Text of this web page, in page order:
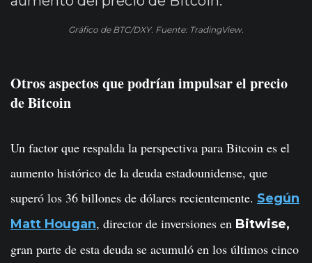
Gráfico de BTC/DXY. Fuente: TradingView.
Otros aspectos que podrían impulsar el precio
de Bitcoin
Un factor que respalda la perspectiva para Bitcoin es el
aumento histórico de la deuda estadounidense, que
superó los 36 billones de dólares recientemente. Según
Matt Hougan, director de inversiones en Bitwise,
gran parte de esta deuda se acumuló en los últimos cinco